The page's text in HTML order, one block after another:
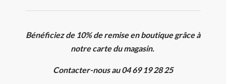
Bénéficiez de 10% de remise en boutique grâce à
notre carte du magasin.
Contacter-nous au 04 69 19 28 25